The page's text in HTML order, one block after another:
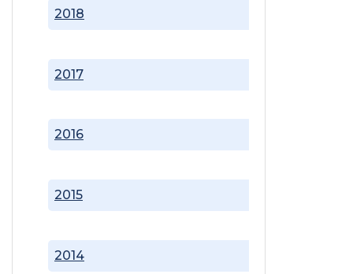
2014
2015
2016
2017
2018